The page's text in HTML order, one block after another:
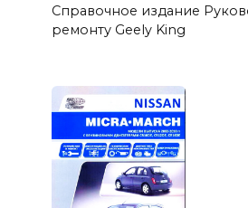
Справочное издание
ремонту Geely King